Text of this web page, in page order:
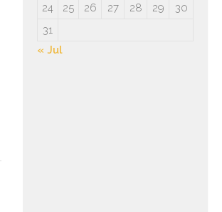
24
25 26 27 28 29
30
31
« Jul